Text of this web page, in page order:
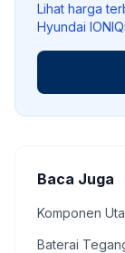
Lihat harga
Hyundai
Baca Juga
Komponen
Baterai